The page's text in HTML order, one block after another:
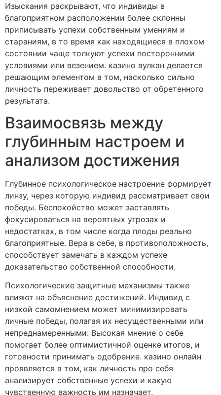
Изыскания раскрывают, что индивиды в
благоприятном расположении более склонны
приписывать успехи собственным умениям и
стараниям, в то время как находящиеся в плохом
состоянии чаще толкуют успехи посторонними
условиями или везением. казино вулкан делается
решающим элементом в том, насколько сильно
личность переживает довольство от обретенного
результата.
Взаимосвязь между
глубинным настроем и
анализом достижения
Глубинное психологическое настроение формирует
линзу, через которую индивид рассматривает свои
победы. Беспокойство может заставлять
фокусироваться на вероятных угрозах и
недостатках, в том числе когда плоды реально
благоприятные. Вера в себе, в противоположность,
способствует замечать в каждом успехе
доказательство собственной способности.
Психологические защитные механизмы также
влияют на объяснение достижений. Индивид с
низкой самомнением может минимизировать
личные победы, полагая их несущественными или
непреднамеренными. Высокая мнение о себе
помогает более оптимистичной оценке итогов, и
готовности принимать одобрение. казино онлайн
проявляется в том, как личность про себя
анализирует собственные успехи и какую
чувственную важность им назначает.